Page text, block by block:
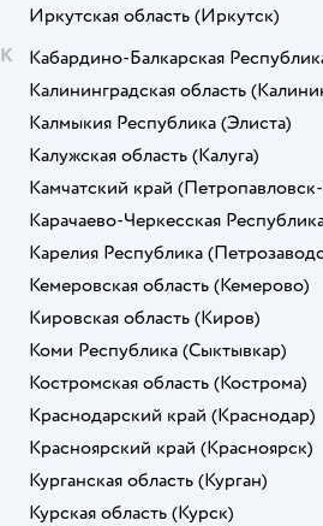
Иркутская область (Иркутск)
К
Кабардино-Балкарская
Калининградская область
Калмыкия Республика (Элиста)
Калужская область (Калуга)
Камчатский край
Карачаево-Черкесская
Карелия Республика
Кемеровская область (Кемерово)
Кировская область (Киров)
Коми Республика (Сыктывкар)
Костромская область (Кострома)
Краснодарский край (Краснодар)
Красноярский край (Красноярск)
Курганская область (Курган)
Курская область (Курск)